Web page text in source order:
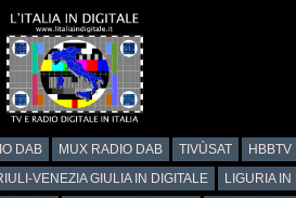
DAB MUX RADIO DAB TIVÙSAT HBBTV
VENEZIA GIULIA IN DIGITALE LIGURIA IN